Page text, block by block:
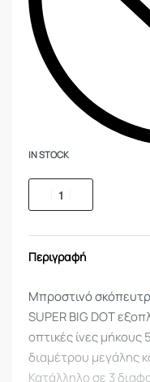
IN STOCK
Περιγραφή
Μπροστινό
SUPER BIG DOT
οπτικές ίνες μήκους
διαμέτρου μεγάλης
Κατάλληλο σε 3